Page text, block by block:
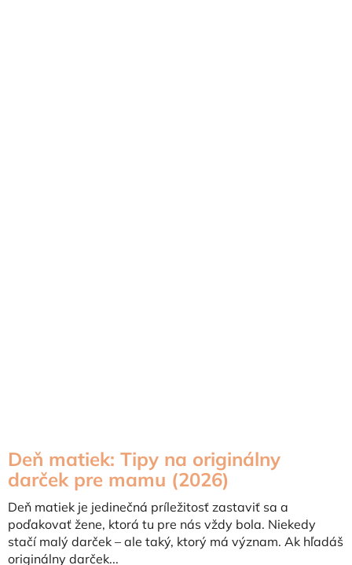
Deň matiek: Tipy na originálny
darček pre mamu (2026)
Deň matiek je jedinečná príležitosť zastaviť sa a
poďakovať žene, ktorá tu pre nás vždy bola. Niekedy
stačí malý darček – ale taký, ktorý má význam. Ak hľadáš
originálny darček...